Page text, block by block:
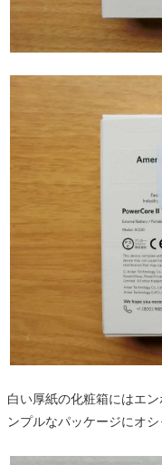
白い厚紙の化粧箱にはエ
ンプルなパッケージにオシ